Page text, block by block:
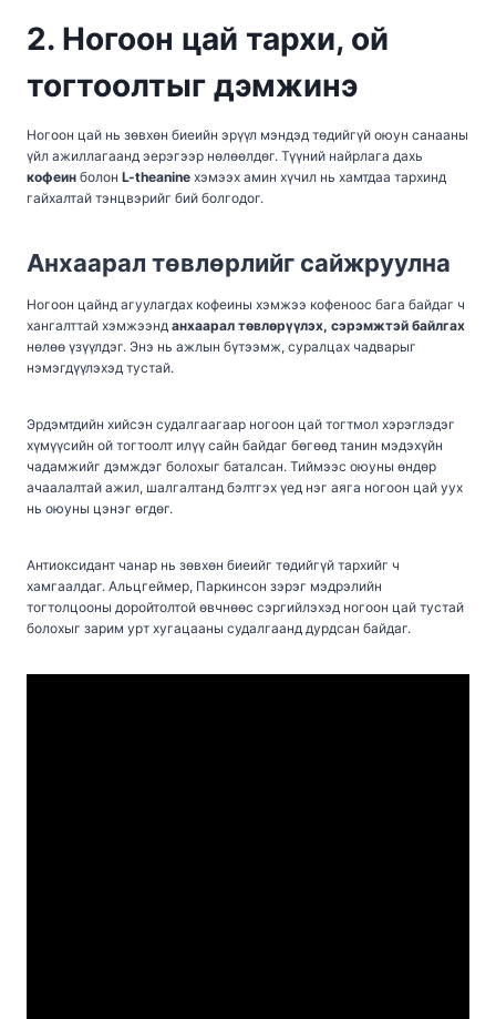
2. Ногоон цай тархи, ой
тогтоолтыг дэмжинэ
Ногоон цай нь зөвхөн биеийн эрүүл мэндэд төдийгүй оюун санааны
үйл ажиллагаанд эерэгээр нөлөөлдөг. Түүний найрлага дахь
кофеин болон L-theanine хэмээх амин хүчил нь хамтдаа тархинд
гайхалтай тэнцвэрийг бий болгодог.
Анхаарал төвлөрлийг сайжруулна
Ногоон цайнд агуулагдах кофеины хэмжээ кофеноос бага байдаг ч
хангалттай хэмжээнд анхаарал төвлөрүүлэх, сэрэмжтэй байлгах
нөлөө үзүүлдэг. Энэ нь ажлын бүтээмж, суралцах чадварыг
нэмэгдүүлэхэд тустай.
Эрдэмтдийн хийсэн судалгаагаар ногоон цай тогтмол хэрэглэдэг
хүмүүсийн ой тогтоолт илүү сайн байдаг бөгөөд танин мэдэхүйн
чадамжийг дэмждэг болохыг баталсан. Тиймээс оюуны өндөр
ачаалалтай ажил, шалгалтанд бэлтгэх үед нэг аяга ногоон цай уух
нь оюуны цэнэг өгдөг.
Антиоксидант чанар нь зөвхөн биеийг төдийгүй тархийг ч
хамгаалдаг. Альцгеймер, Паркинсон зэрэг мэдрэлийн
тогтолцооны доройтолтой өвчнөөс сэргийлэхэд ногоон цай тустай
болохыг зарим урт хугацааны судалгаанд дурдсан байдаг.